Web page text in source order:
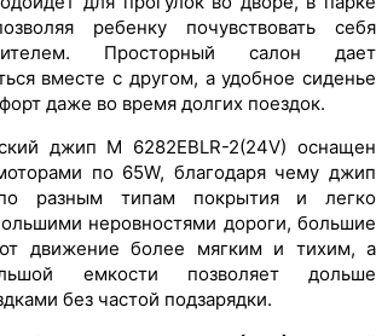
ребенку почувствовать себя
Просторный салон дает
вместе с другом, а удобное сиденье
даже во время долгих поездок.
джип M 6282EBLR-2(24V) оснащен
по 65W, благодаря чему джип
разным типам покрытия и легко
неровностями дороги, большие
движение более мягким и тихим, а
емкости позволяет дольше
без частой подзарядки.